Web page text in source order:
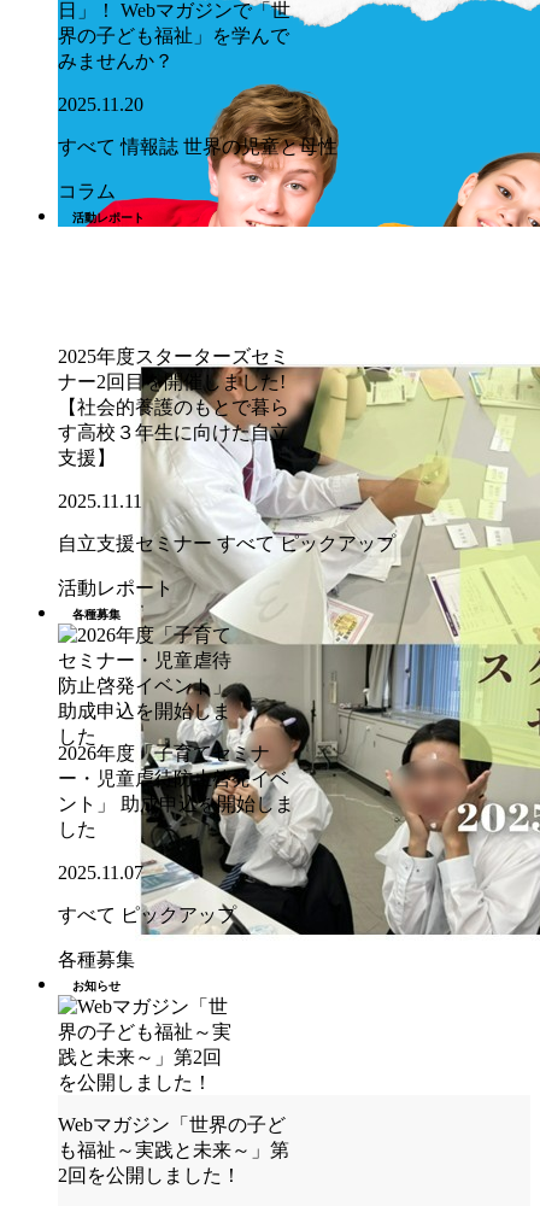
日」！ Webマガジンで「世
界の子ども福祉」を学んで
みませんか？
2025.11.20
すべて 情報誌 世界の児童と母性
コラム
活動レポート
2025年度スターターズセミ
ナー2回目を開催しました!
【社会的養護のもとで暮ら
す高校３年生に向けた自立
支援】
2025.11.11
自立支援セミナー すべて ピックアップ
活動レポート
各種募集
2026年度「子育てセミナ
ー・児童虐待防止啓発イベ
ント」 助成申込を開始しま
した
2025.11.07
すべて ピックアップ
各種募集
お知らせ
Webマガジン「世界の子ど
も福祉～実践と未来～」第
2回を公開しました！